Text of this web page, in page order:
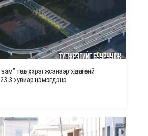
төсөл хэрэгжсэнээр хөдөлгөөний
хувиар нэмэгдэнэ